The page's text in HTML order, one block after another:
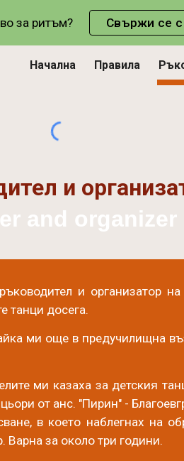
Skip to
за ритъм? Свържи се с
Начална Правила
и
and organizer
и организатор на
танци досега.
ми още в предучилищна
ми казаха за детския
от анс. "Пирин" -
в което наблегнах на
Варна за около три години.